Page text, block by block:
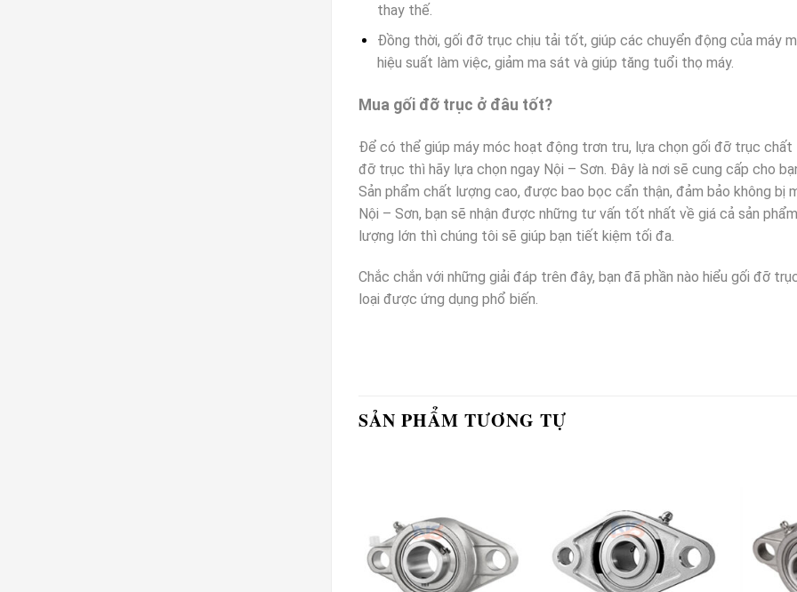
thay thế.
Đồng thời, gối đỡ trục chịu tải tốt, giúp các chuyển động của máy
hiệu suất làm việc, giảm ma sát và giúp tăng tuổi thọ máy.
Mua gối đỡ trục ở đâu tốt?
Để có thể giúp máy móc hoạt động trơn tru, lựa chọn gối đỡ trục
đỡ trục thì hãy lựa chọn ngay Nội – Sơn. Đây là nơi sẽ cung cấp cho
Sản phẩm chất lượng cao, được bao bọc cẩn thận, đảm bảo không bị
Nội – Sơn, bạn sẽ nhận được những tư vấn tốt nhất về giá cả sản
lượng lớn thì chúng tôi sẽ giúp bạn tiết kiệm tối đa.
Chắc chắn với những giải đáp trên đây, bạn đã phần nào hiểu gối đỡ
loại được ứng dụng phổ biến.
SẢN PHẨM TƯƠNG TỰ